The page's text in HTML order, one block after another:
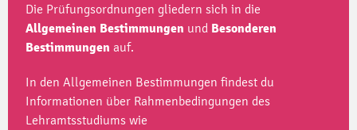
Die Prüfungsordnungen gliedern sich in die
Allgemeinen Bestimmungen und Besonderen
Bestimmungen auf.
In den Allgemeinen Bestimmungen findest du
Informationen über Rahmenbedingungen des
Lehramtsstudiums wie